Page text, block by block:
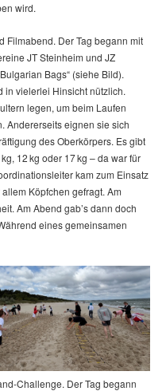
wird.
Filmabend. Der Tag begann mit
JT Steinheim und JZ
Bags“ (siehe Bild).
in vielerlei Hinsicht nützlich.
legen, um beim Laufen
Andererseits eignen sie sich
des Oberkörpers. Es gibt
12 kg oder 17 kg – da war für
kam zum Einsatz
Köpfchen gefragt. Am
Am Abend gab’s dann doch
eines gemeinsamen
Challenge. Der Tag begann